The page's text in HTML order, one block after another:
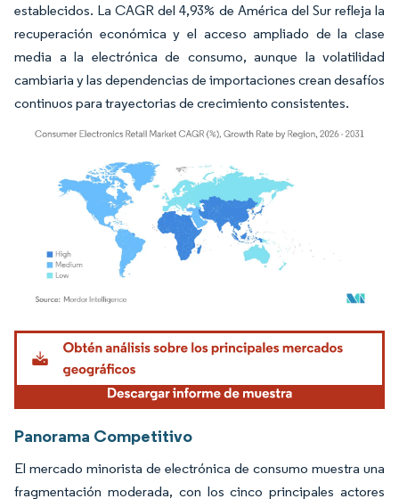
establecidos. La CAGR del 4,93% de América del Sur refleja la
recuperación económica y el acceso ampliado de la clase
media a la electrónica de consumo, aunque la volatilidad
cambiaria y las dependencias de importaciones crean desafíos
continuos para trayectorias de crecimiento consistentes.
Imagen © Mordor Intelligence. El uso requiere atribución según CC BY 4.0.
Panorama Competitivo
El mercado minorista de electrónica de consumo muestra una
fragmentación moderada, con los cinco principales actores